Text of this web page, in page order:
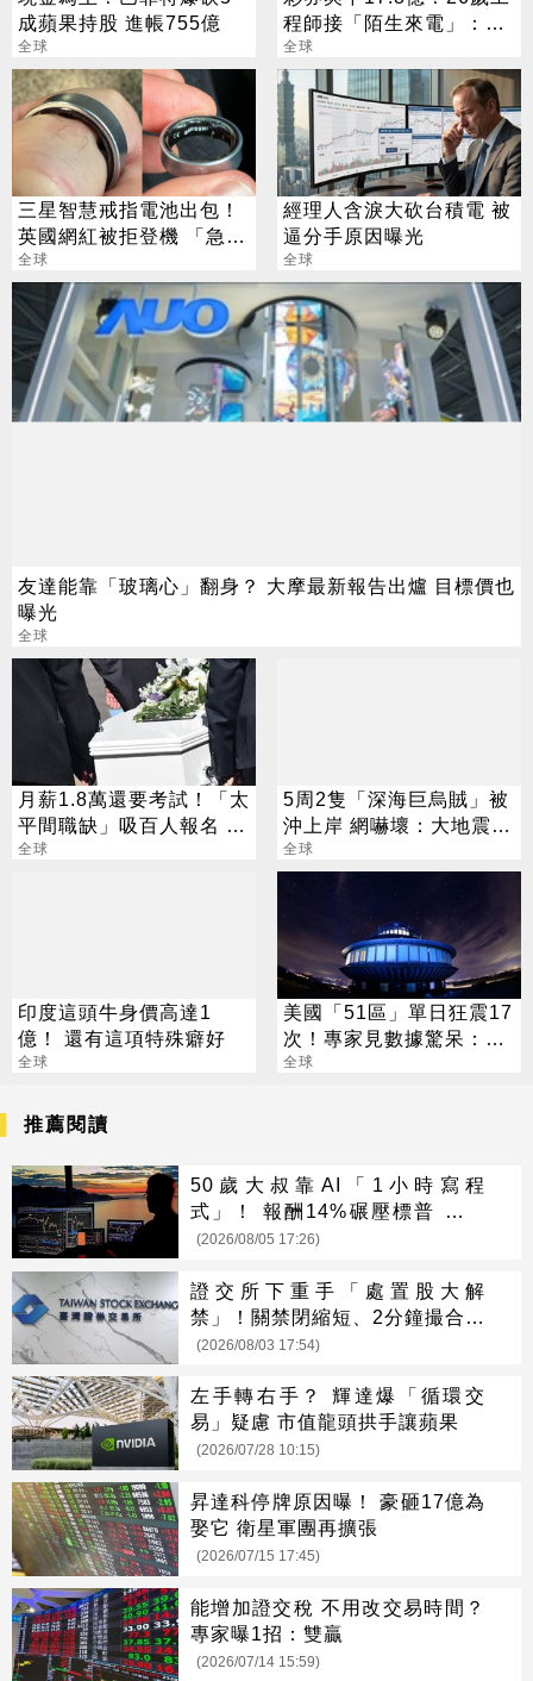
成蘋果持股 進帳755億
全球
程師接「陌生來電」：以
為是詐騙
全球
三星智慧戒指電池出包！
英國網紅被拒登機 「急跑
醫院拆除」
全球
經理人含淚大砍台積電 被
逼分手原因曝光
全球
友達能靠「玻璃心」翻身？ 大摩最新報告出爐 目標價也
曝光
全球
月薪1.8萬還要考試！「太
平間職缺」吸百人報名 關
鍵原因曝光
全球
5周2隻「深海巨烏賊」被
沖上岸 網嚇壞：大地震要
來了？
全球
印度這頭牛身價高達1
億！ 還有這項特殊癖好
全球
美國「51區」單日狂震17
次！專家見數據驚呆：不
尋常
全球
推薦閱讀
50歲大叔靠AI「1小時寫程
式」！ 報酬14%碾壓標普 直接
辭職去炒股
(2026/08/05 17:26)
證交所下重手「處置股大解
禁」！關禁閉縮短、2分鐘撮合震
撼上路
(2026/08/03 17:54)
左手轉右手？ 輝達爆「循環交
易」疑慮 市值龍頭拱手讓蘋果
(2026/07/28 10:15)
昇達科停牌原因曝！ 豪砸17億為
娶它 衛星軍團再擴張
(2026/07/15 17:45)
能增加證交稅 不用改交易時間？
專家曝1招：雙贏
(2026/07/14 15:59)